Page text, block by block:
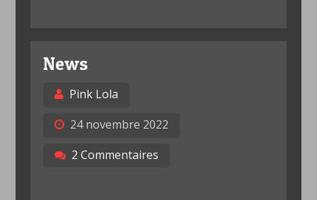
News
Pink Lola
24 novembre 2022
2 Commentaires